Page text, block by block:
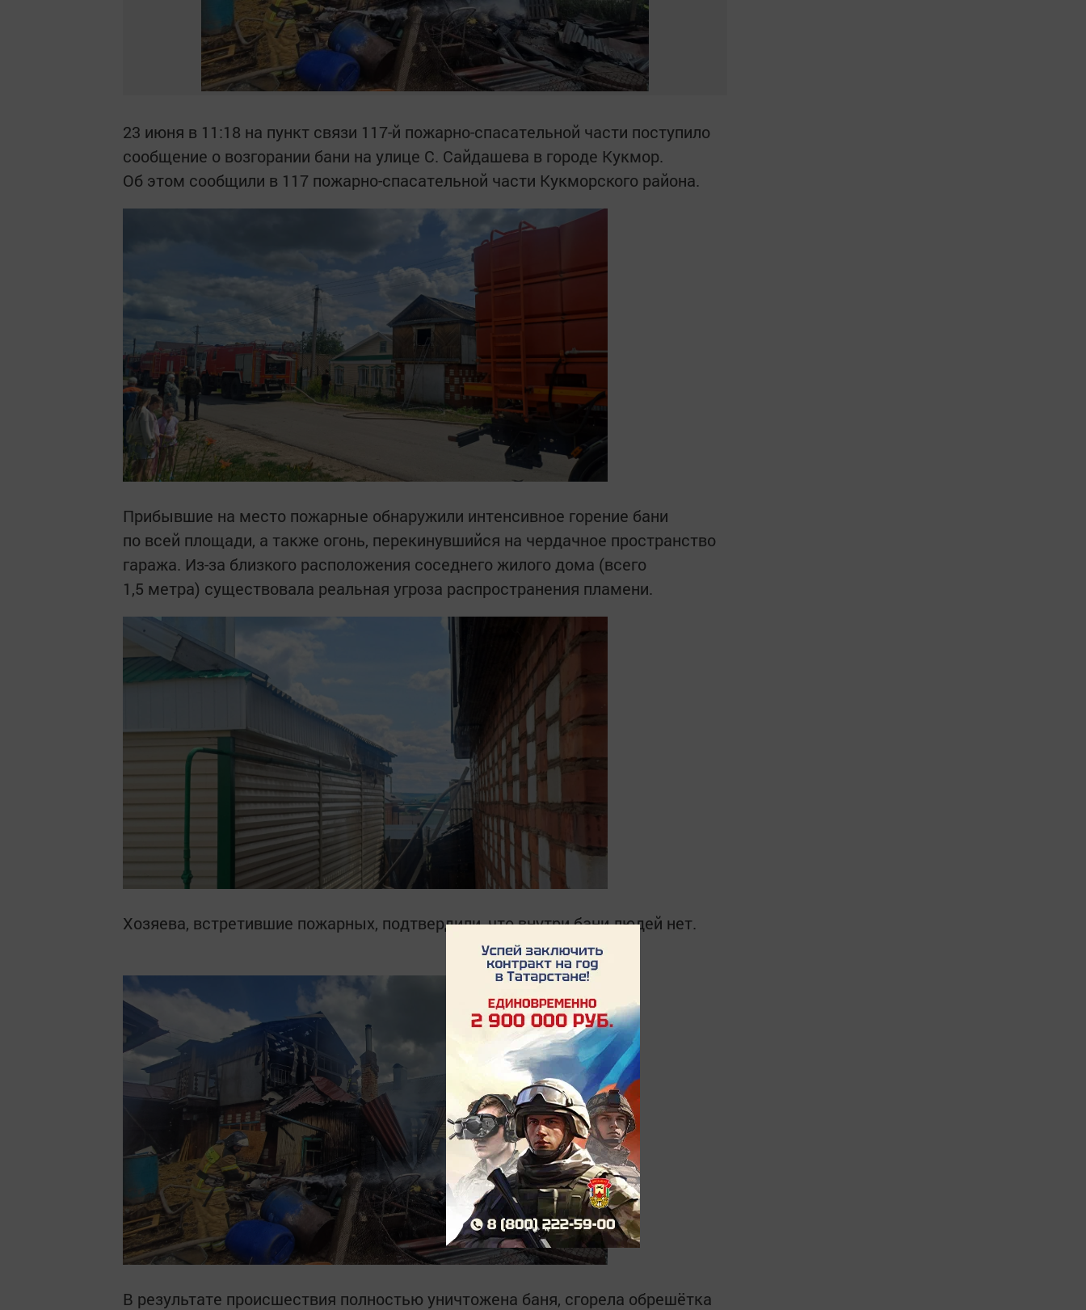
23 июня в 11:18 на пункт связи 117-й пожарно-спасательной части поступило
сообщение о возгорании бани на улице С. Сайдашева в городе Кукмор.
Об этом сообщили в 117 пожарно-спасательной части Кукморского района.
Прибывшие на место пожарные обнаружили интенсивное горение бани
по всей площади, а также огонь, перекинувшийся на чердачное пространство
гаража. Из-за близкого расположения соседнего жилого дома (всего
1,5 метра) существовала реальная угроза распространения пламени.
Хозяева, встретившие пожарных, подтвердили, что внутри бани людей нет.
В результате происшествия полностью уничтожена баня, сгорела обрешётка